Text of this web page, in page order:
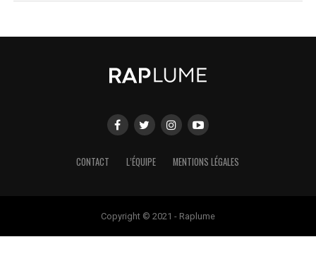
CONTACT L’ÉQUIPE MENTIONS LÉGALES
Copyright © 2021 - Raplume